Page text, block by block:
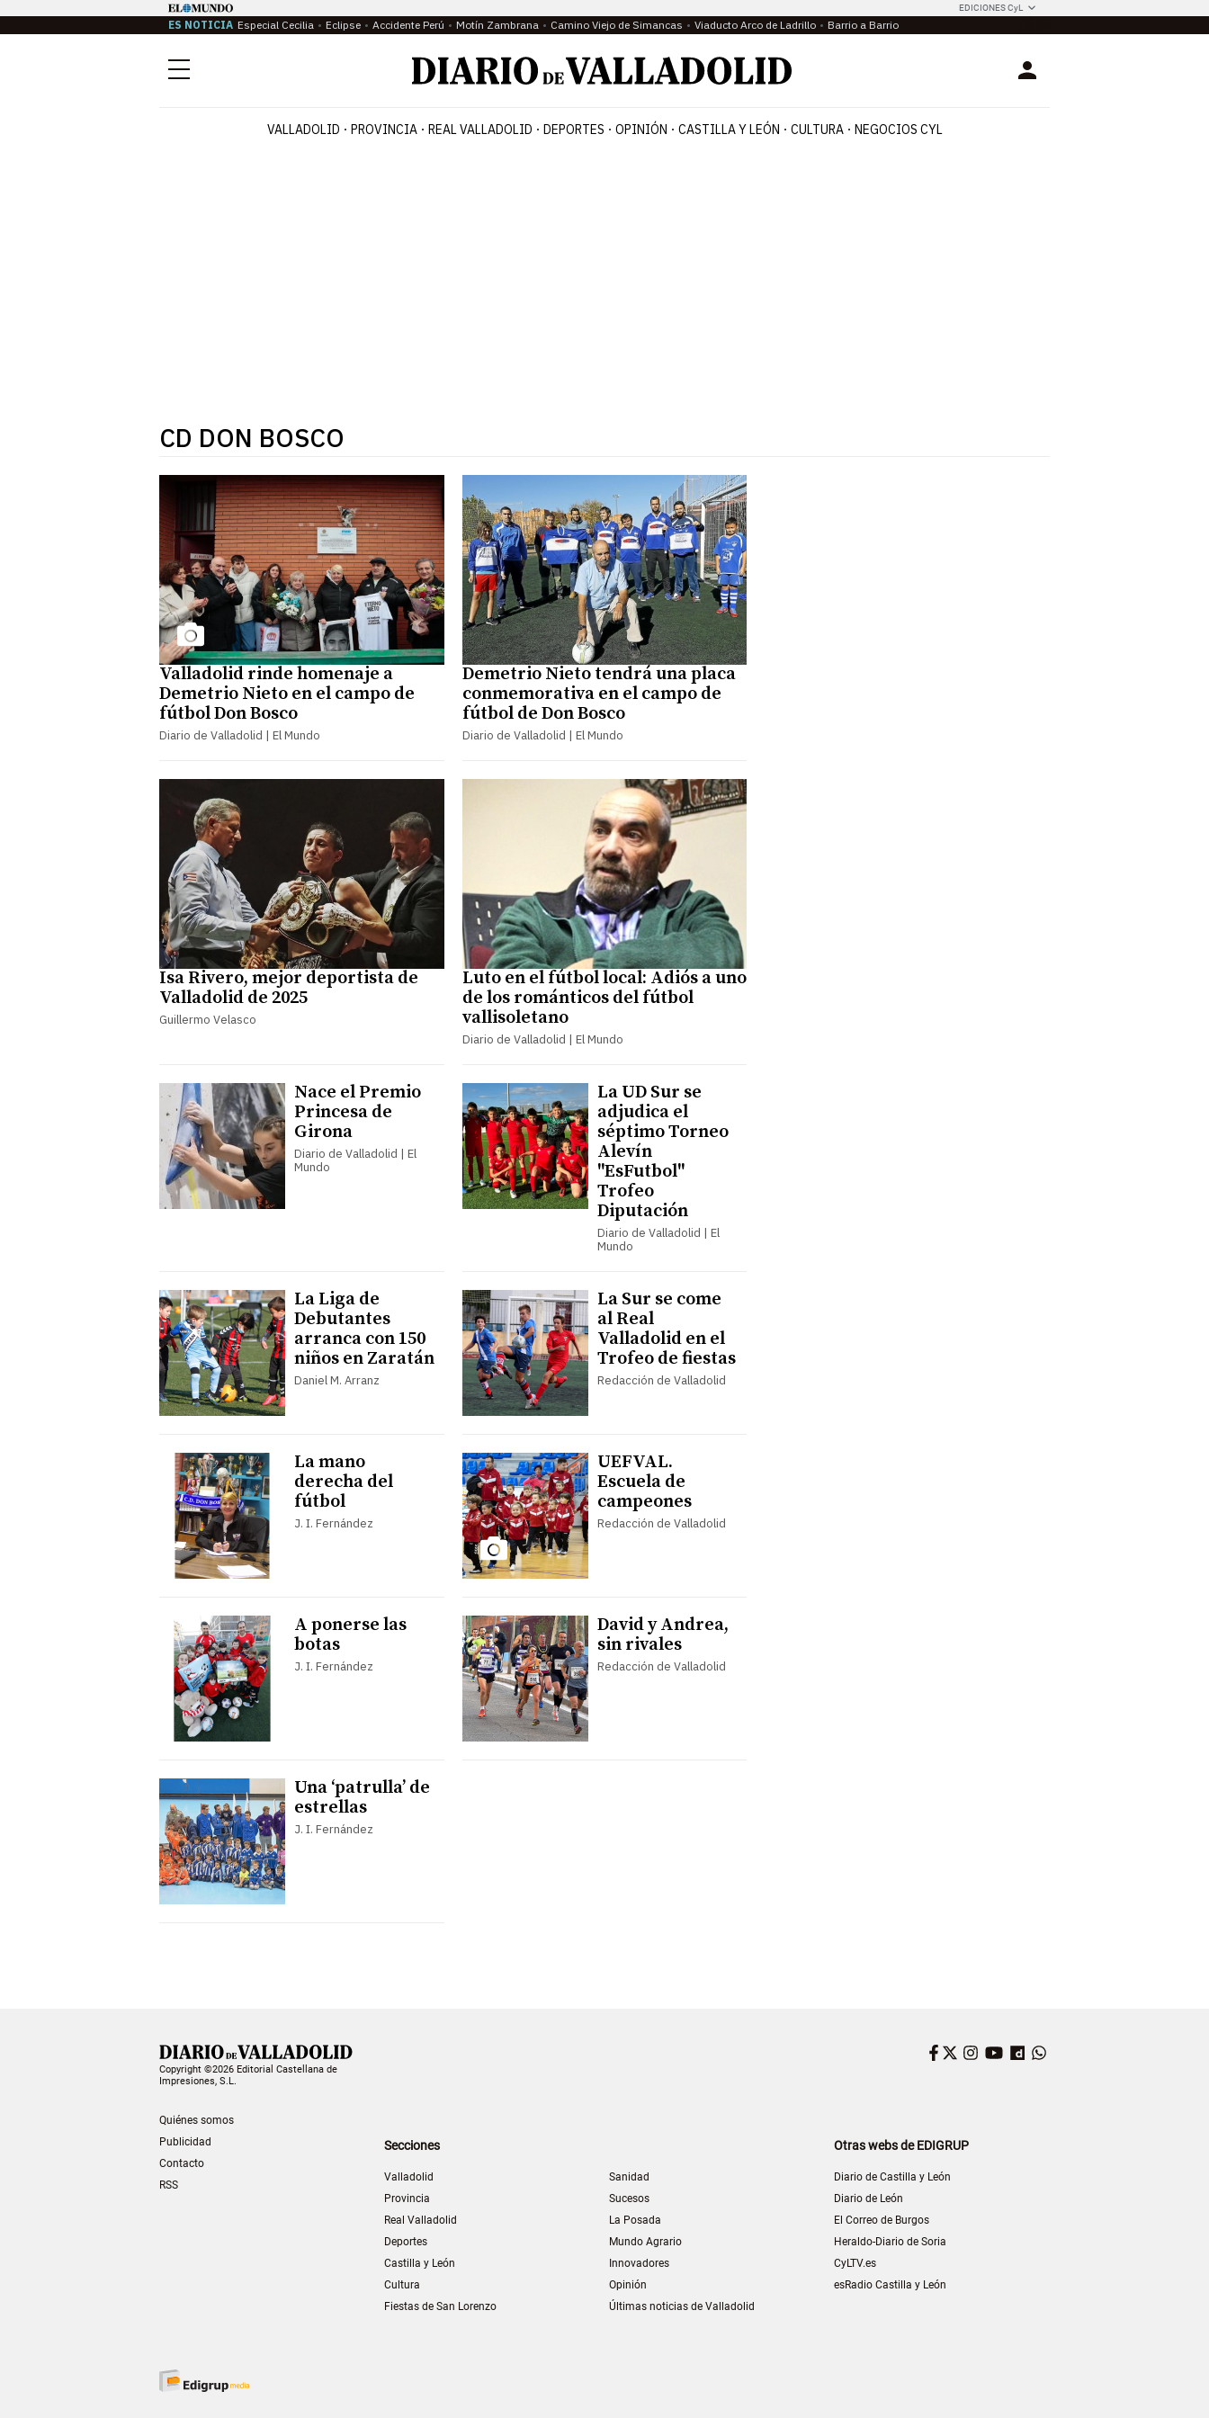
EDICIONES CyL
ES NOTICIA Especial Cecilia Eclipse Accidente Perú Motín Zambrana Camino Viejo de Simancas Viaducto Arco de Ladrillo Barrio a Barrio
Menú Login
VALLADOLID PROVINCIA REAL VALLADOLID DEPORTES OPINIÓN CASTILLA Y LEÓN CULTURA NEGOCIOS CYL
CD DON BOSCO
Valladolid rinde homenaje a
Demetrio Nieto en el campo de
fútbol Don Bosco
Diario de Valladolid | El Mundo
Demetrio Nieto tendrá una placa
conmemorativa en el campo de
fútbol de Don Bosco
Diario de Valladolid | El Mundo
Isa Rivero, mejor deportista de
Valladolid de 2025
Guillermo Velasco
Luto en el fútbol local: Adiós a uno
de los románticos del fútbol
vallisoletano
Diario de Valladolid | El Mundo
Nace el Premio
Princesa de
Girona
Diario de Valladolid | El
Mundo
La UD Sur se
adjudica el
séptimo Torneo
Alevín
"EsFutbol"
Trofeo
Diputación
Diario de Valladolid | El
Mundo
La Liga de
Debutantes
arranca con 150
niños en Zaratán
Daniel M. Arranz
La Sur se come
al Real
Valladolid en el
Trofeo de fiestas
Redacción de Valladolid
La mano
derecha del
fútbol
J. I. Fernández
UEFVAL.
Escuela de
campeones
Redacción de Valladolid
A ponerse las
botas
J. I. Fernández
David y Andrea,
sin rivales
Redacción de Valladolid
Una ‘patrulla’ de
estrellas
J. I. Fernández
Copyright ©2026 Editorial Castellana de
Impresiones, S.L.
Quiénes somos
Publicidad
Contacto
RSS
Facebook
Twitter
Instagram
YouTube
Dailymotion
Secciones
Valladolid
Provincia
Real Valladolid
Deportes
Castilla y León
Cultura
Fiestas de San Lorenzo
Sanidad
Sucesos
La Posada
Mundo Agrario
Innovadores
Opinión
Últimas noticias de Valladolid
Otras webs de EDIGRUP
Diario de Castilla y León
Diario de León
El Correo de Burgos
Heraldo-Diario de Soria
CyLTV.es
esRadio Castilla y León